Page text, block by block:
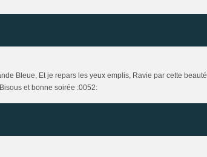
Bleue, Et je repars les yeux emplis, Ravie par cette beauté
et bonne soirée :0052: